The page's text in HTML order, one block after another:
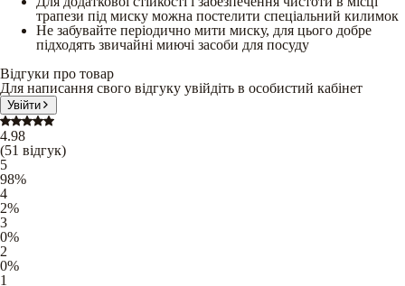
трапези під миску можна постелити спеціальний килимок
Не забувайте періодично мити миску, для цього добре
підходять звичайні миючі засоби для посуду
Відгуки про товар
Для написання свого відгуку увійдіть в особистий кабінет
Увійти
4.98
(51 відгук)
5
98%
4
2%
3
0%
2
0%
1